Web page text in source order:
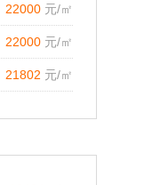
22000 元/㎡
22000 元/㎡
21802 元/㎡